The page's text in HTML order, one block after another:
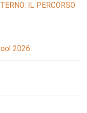
IL PERCORSO
2026